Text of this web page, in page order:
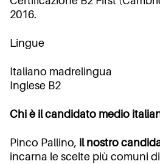
2016.
Lingue
Italiano madrelingua
Inglese B2
Chi è il candidato medio
Pinco Pallino, il nostro
incarna le scelte più comuni